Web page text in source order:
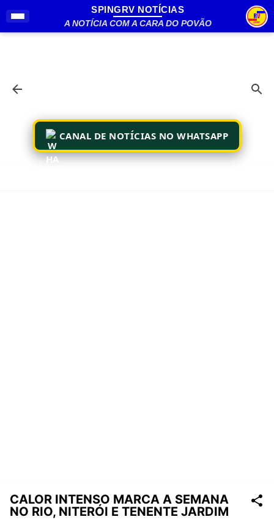
Pular para o conteúdo principal
SPINGRV NOTÍCIAS
A NOTÍCIA COM A CARA DO POVÃO
CANAL DE NOTÍCIAS NO WHATSAPP
CALOR INTENSO MARCA A SEMANA
NO RIO, NITERÓI E TENENTE JARDIM